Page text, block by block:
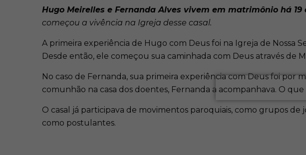
Hugo Meirelles e Fernanda Alves vivem em matrimônio há
começou a vivência na Igreja desse casal.
A primeira experiência de Hugo com Deus foi na Igreja de Nossa
Desde então, ele começou sua caminhada com Deus através de
No caso de Fernanda, sua primeira experiência com Deus foi por
comunhão na casa dos doentes, Fernanda a acompanhava. O
O casal já participava de movimentos paroquiais, como grupos
como postulantes.